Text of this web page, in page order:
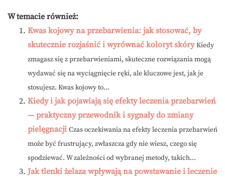
W temacie również:
Kwas kojowy na przebarwienia: jak stosować, by
skutecznie rozjaśnić i wyrównać koloryt skóry Kiedy
zmagasz się z przebarwieniami, skuteczne rozwiązania mogą
wydawać się na wyciągnięcie ręki, ale kluczowe jest, jak je
stosujesz. Kwas kojowy to...
Kiedy i jak pojawiają się efekty leczenia przebarwień
— praktyczny przewodnik i sygnały do zmiany
pielęgnacji Czas oczekiwania na efekty leczenia przebarwień
może być frustrujący, zwłaszcza gdy nie wiesz, czego się
spodziewać. W zależności od wybranej metody, takich...
Jak tlenki żelaza wpływają na powstawanie i leczenie